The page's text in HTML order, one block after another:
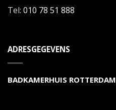
Tel: 010 78 51 888
ADRESGEGEVENS
BADKAMERHUIS ROTTERDAM